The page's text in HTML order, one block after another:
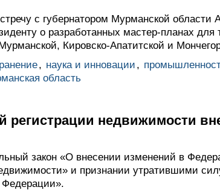
с губернатором Мурманской области
о разработанных мастер-планах для
Кировско-Апатитской и
, наука и инновации ,
область
регистрации недвижимости
закон «О внесении изменений в
и признании утратившими
Федерации».